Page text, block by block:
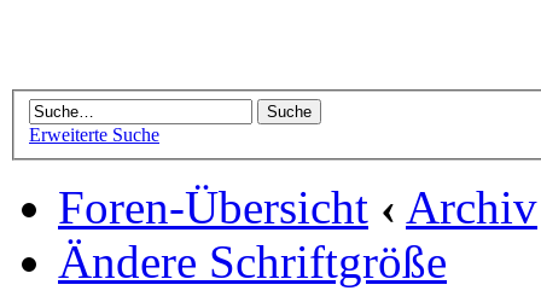
Erweiterte Suche
Foren-Übersicht ‹ Archiv
Ändere Schriftgröße